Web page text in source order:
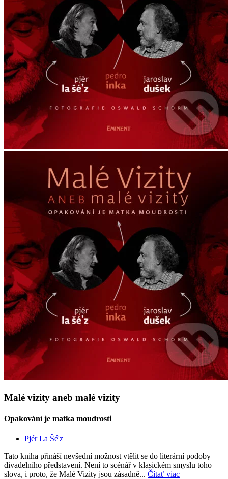
Malé vizity aneb malé vizity
Opakování je matka moudrosti
Pjér La Šé'z
Tato kniha přináší nevšední možnost vtělit se do literární podoby
divadelního představení. Není to scénář v klasickém smyslu toho
slova, i proto, že Malé Vizity jsou zásadně... Čítať viac